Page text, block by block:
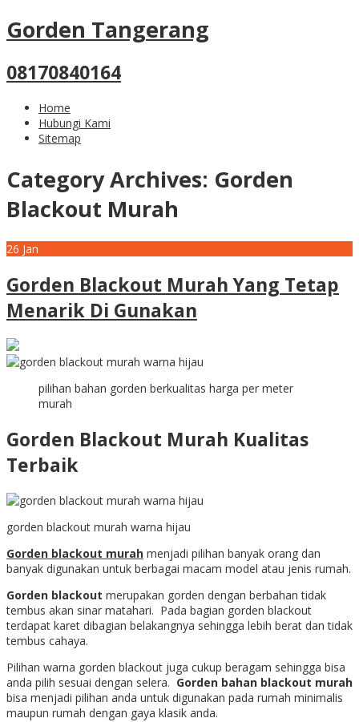
Gorden Tangerang
08170840164
Home
Hubungi Kami
Sitemap
Category Archives: Gorden
Blackout Murah
26 Jan
Gorden Blackout Murah Yang Tetap
Menarik Di Gunakan
pilihan bahan gorden berkualitas harga per meter
murah
Gorden Blackout Murah Kualitas
Terbaik
gorden blackout murah warna hijau
Gorden blackout murah menjadi pilihan banyak orang dan
banyak digunakan untuk berbagai macam model atau jenis rumah.
Gorden blackout merupakan gorden dengan berbahan tidak
tembus akan sinar matahari. Pada bagian gorden blackout
terdapat karet dibagian belakangnya sehingga lebih berat dan tidak
tembus cahaya.
Pilihan warna gorden blackout juga cukup beragam sehingga bisa
anda pilih sesuai dengan selera. Gorden bahan blackout murah
bisa menjadi pilihan anda untuk digunakan pada rumah minimalis
maupun rumah dengan gaya klasik anda.